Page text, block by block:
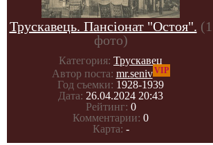
Трускавець. Пансіонат "Остоя". (1
фото)
Категория: Трускавец
Автор поста: mr.senivVIP
Год съемки: 1928-1939
Дата: 26.04.2024 20:43
Рейтинг: 0
Комментарии: 0
Карта: -